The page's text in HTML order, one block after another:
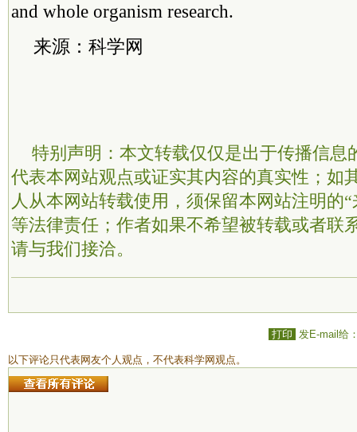
and whole organism research.
来源：科学网
特别声明：本文转载仅仅是出于传播信息
代表本网站观点或证实其内容的真实性；如
人从本网站转载使用，须保留本网站注明的
等法律责任；作者如果不希望被转载或者联
请与我们接洽。
打印 发E-mail给
以下评论只代表网友个人观点，不代表科学网观点。